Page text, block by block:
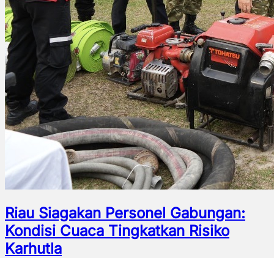
Riau Siagakan Personel Gabungan:
Kondisi Cuaca Tingkatkan Risiko
Karhutla